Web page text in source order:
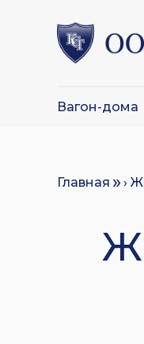
Вагон-дома
Главная ›